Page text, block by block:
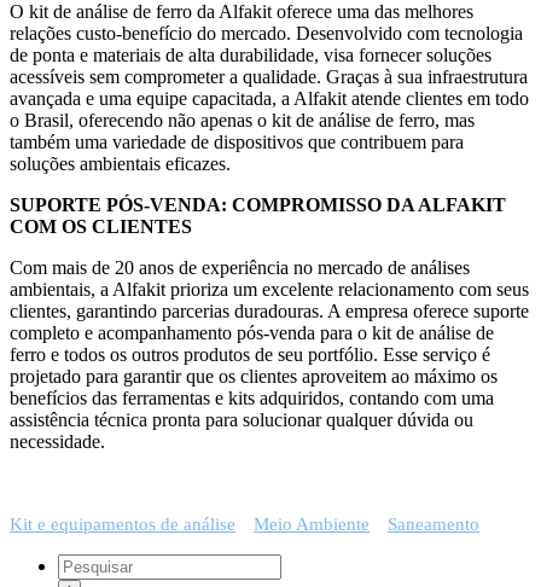
O kit de análise de ferro da Alfakit oferece uma das melhores
relações custo-benefício do mercado. Desenvolvido com tecnologia
de ponta e materiais de alta durabilidade, visa fornecer soluções
acessíveis sem comprometer a qualidade. Graças à sua infraestrutura
avançada e uma equipe capacitada, a Alfakit atende clientes em todo
o Brasil, oferecendo não apenas o kit de análise de ferro, mas
também uma variedade de dispositivos que contribuem para
soluções ambientais eficazes.
SUPORTE PÓS-VENDA: COMPROMISSO DA ALFAKIT
COM OS CLIENTES
Com mais de 20 anos de experiência no mercado de análises
ambientais, a Alfakit prioriza um excelente relacionamento com seus
clientes, garantindo parcerias duradouras. A empresa oferece suporte
completo e acompanhamento pós-venda para o kit de análise de
ferro e todos os outros produtos de seu portfólio. Esse serviço é
projetado para garantir que os clientes aproveitem ao máximo os
benefícios das ferramentas e kits adquiridos, contando com uma
assistência técnica pronta para solucionar qualquer dúvida ou
necessidade.
Kit e equipamentos de análise Meio Ambiente Saneamento